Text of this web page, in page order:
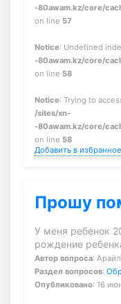
-80awam.kz/core/
on line 57
Notice: Undefined
-80awam.kz/core/
on line 58
Notice: Trying to
/sites/xn-
-80awam.kz/core/
on line 58
Добавить в избранное
Прошу
У меня ребенок
рождение
Автор вопроса:
Раздел вопросов:
Опубликовано: 16